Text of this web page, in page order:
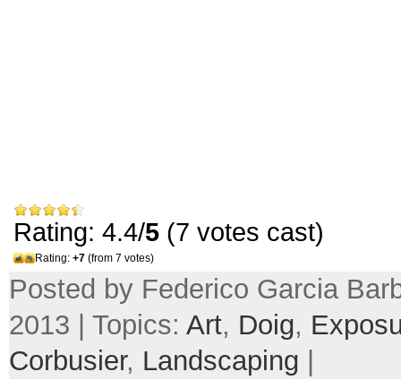
Rating: 4.4/5 (7 votes cast)
Rating: +7 (from 7 votes)
Posted by Federico Garcia
2013 | Topics: Art, Doig,
Corbusier, Landscaping